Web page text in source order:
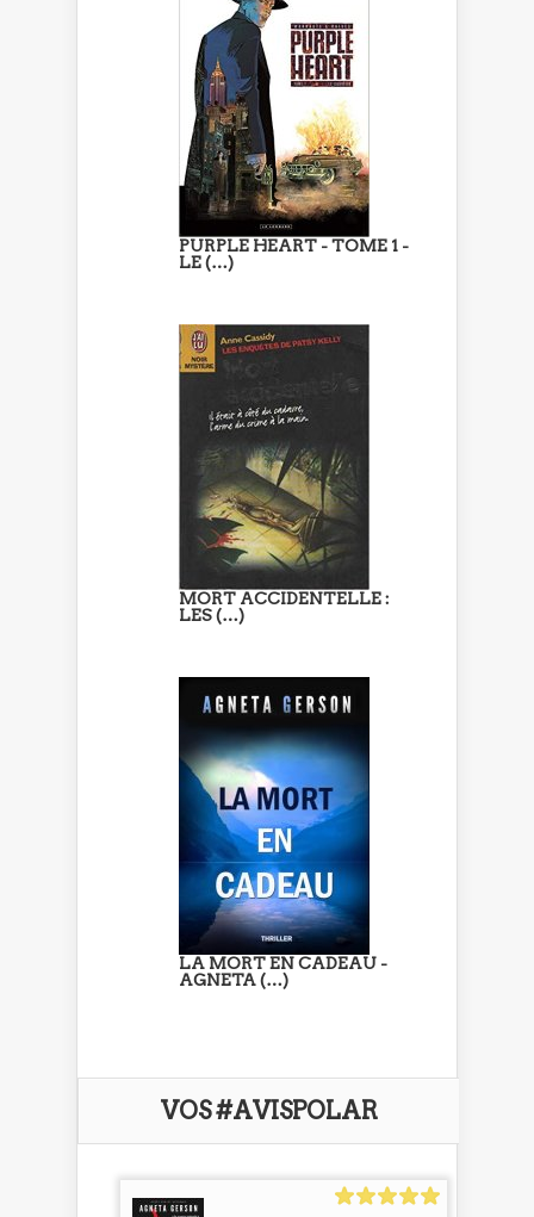
PURPLE HEART - TOME 1 -
LE (…)
MORT ACCIDENTELLE :
LES (…)
LA MORT EN CADEAU -
AGNETA (…)
VOS #AVISPOLAR